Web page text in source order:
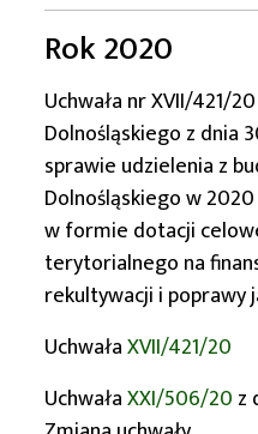
Rok 2020
Uchwała nr XVII/421/
Dolnośląskiego z dnia
sprawie udzielenia z
Dolnośląskiego w
w formie dotacji
terytorialnego na
rekultywacji i poprawy
UchwałaXVII/421/20
UchwałaXXI/506/20 z